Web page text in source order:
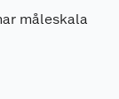
måleskala